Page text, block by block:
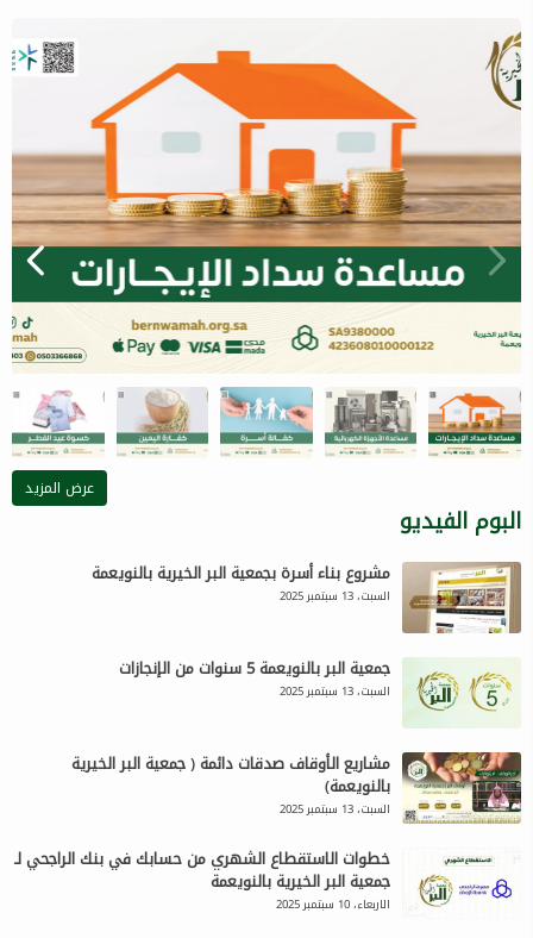
عرض المزيد
البوم الفيديو
مشروع بناء أسرة بجمعية البر الخيرية بالنويعمة
السبت، 13 سبتمبر 2025
جمعية البر بالنويعمة 5 سنوات من الإنجازات
السبت، 13 سبتمبر 2025
مشاريع الأوقاف صدقات دائمة ( جمعية البر الخيرية
بالنويعمة)
السبت، 13 سبتمبر 2025
خطوات الاستقطاع الشهري من حسابك في بنك الراجحي لـ
جمعية البر الخيرية بالنويعمة
الاربعاء، 10 سبتمبر 2025